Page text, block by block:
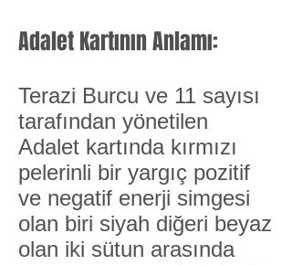
Adalet Kartının Anlamı:
Terazi Burcu ve 11 sayısı
tarafından yönetilen
Adalet kartında kırmızı
pelerinli bir yargıç pozitif
ve negatif enerji simgesi
olan biri siyah diğeri beyaz
olan iki sütun arasında